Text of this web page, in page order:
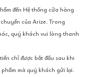
đến Hệ thống cửa hàng
của Arize. Trong
quý khách vui lòng thanh
chỉ được bắt đầu sau khi
mà quý khách gửi lại.